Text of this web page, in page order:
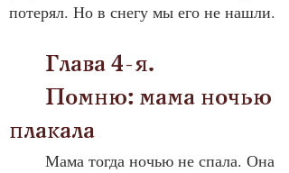
потерял. Но в снегу мы его не нашли.
	Глава 4-я.
плакала